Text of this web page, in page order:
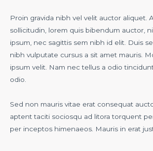
Proin gravida nibh vel velit auctor aliquet.
sollicitudin, lorem quis bibendum auctor,
ipsum, nec sagittis sem nibh id elit. Duis
nibh vulputate cursus a sit amet mauris.
ipsum velit. Nam nec tellus a odio
odio.
Sed non mauris vitae erat consequat
aptent taciti sociosqu ad litora torquent
per inceptos himenaeos. Mauris in erat